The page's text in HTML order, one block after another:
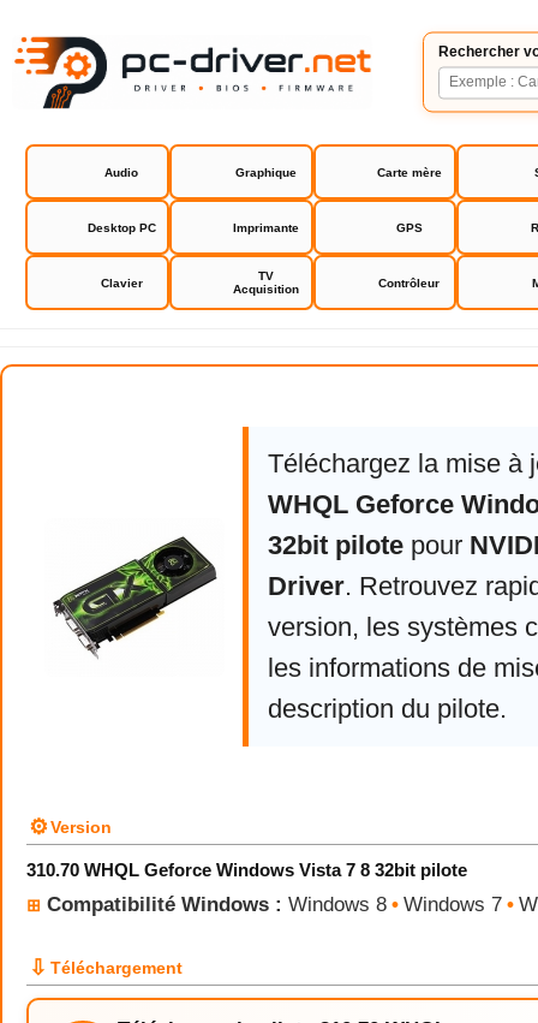
Rechercher
Audio Graphique Carte mère
Desktop PC Imprimante GPS
Clavier
TV
Acquisition
Contrôleur
NVIDIA GeForce Driver
Téléchargez la mise à
WHQL Geforce
32bit pilote pour
Driver. Retrouvez
version, les systèmes
les informations de
description du pilote.
⚙Version
310.70 WHQL Geforce Windows Vista 7 8 32bit pilote
⊞ Compatibilité Windows : Windows 8 • Windows 7 •
⇩ Téléchargement